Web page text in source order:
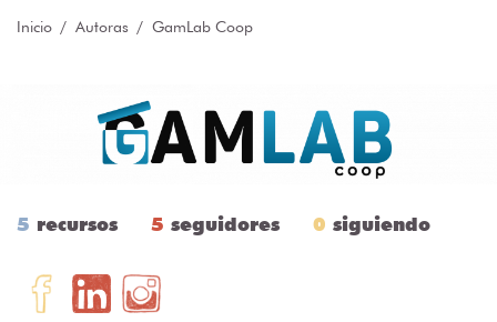
Inicio Autoras GamLab Coop
5 recursos 5 seguidores 0 siguiendo